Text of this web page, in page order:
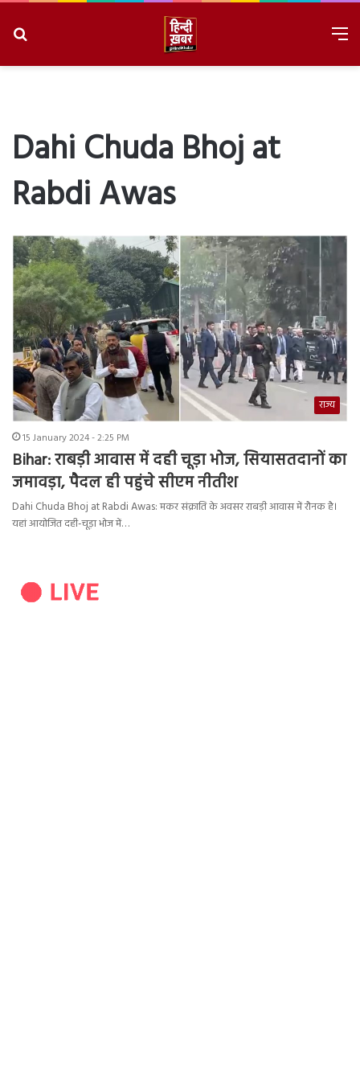
Dahi Chuda Bhoj at
Rabdi Awas
राज्य
15 January 2024 - 2:25 PM
Bihar: राबड़ी आवास में दही चूड़ा भोज, सियासतदानों का
जमावड़ा, पैदल ही पहुंचे सीएम नीतीश
Dahi Chuda Bhoj at Rabdi Awas: मकर संक्राति के अवसर राबड़ी आवास में रौनक है।
यहां आयोजित दही-चूड़ा भोज में…